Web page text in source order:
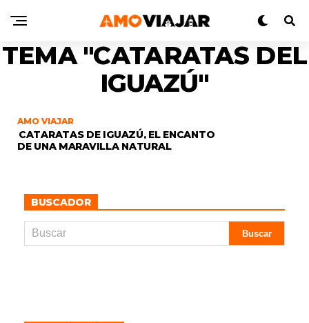
TEMA "CATARATAS DEL
IGUAZÚ"
AMO VIAJAR
CATARATAS DE IGUAZÚ, EL ENCANTO
DE UNA MARAVILLA NATURAL
BUSCADOR